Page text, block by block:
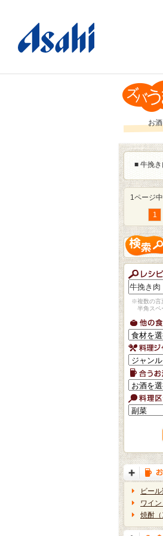
お
■ 牛挽き
1ページ
1
※複数の言
半角スペ
ビール
ワイン
焼酎（